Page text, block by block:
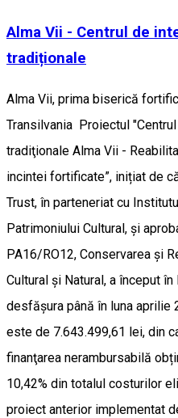
Alma Vii - Centrul de
tradiționale
Alma Vii, prima biserică
Transilvania Proiectul
tradiţionale Alma Vii -
incintei fortificate”, inițiat de
Trust, în parteneriat cu
Patrimoniului Cultural, și
PA16/RO12, Conservarea și
Cultural și Natural, a început
desfășura până în luna aprilie
este de 7.643.499,61 lei, din
finanţarea nerambursabilă
10,42% din totalul costurilor
proiect anterior implementat